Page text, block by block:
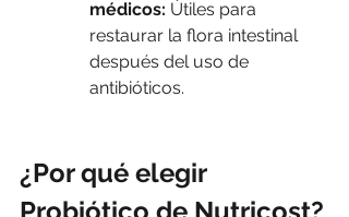
médicos: Útiles para
restaurar la flora intestinal
después del uso de
antibióticos.
¿Por qué elegir